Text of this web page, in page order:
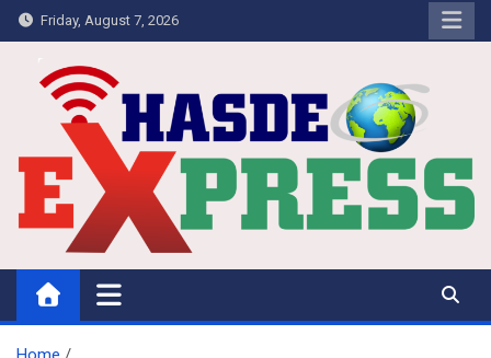
Skip
to
content
Friday, August 7, 2026
Hasdeo Express